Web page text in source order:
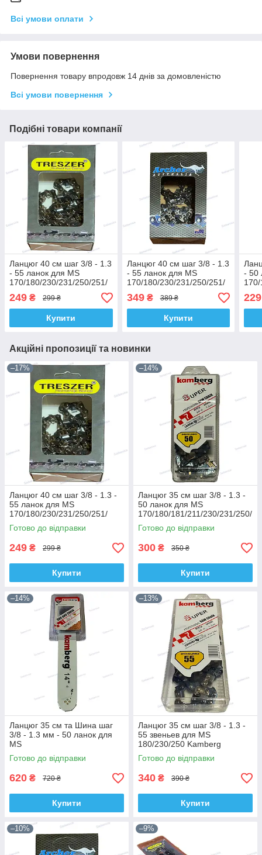
Всі умови оплати
Умови повернення
Повернення товару впродовж 14 днів за домовленістю
Всі умови повернення
Подібні товари компанії
Ланцюг 40 см шаг 3/8 - 1.3
- 55 ланок для MS
170/180/230/231/250/251/
Суперзуб Treszer
249 ₴ 299 ₴
Купити
Ланцюг 40 см шаг 3/8 - 1.3
- 55 ланок для MS
170/180/230/231/250/251/
Суперзуб Archer
349₴ 389 ₴
Купити
- 50
229
Акційні пропозиції та новинки
–17%
Ланцюг 40 см шаг 3/8 - 1.3 -
55 ланок для MS
170/180/230/231/250/251/
Суперзуб Treszer
Готово до відправки
249 ₴ 299 ₴
Купити
–14%
Ланцюг 35 см шаг 3/8 - 1.3 -
50 ланок для MS
170/180/181/211/230/231/250/
251 Kamberg
Готово до відправки
300 ₴ 350 ₴
Купити
–14%
Ланцюг 35 см та Шина шаг
3/8 - 1.3 мм - 50 ланок для
MS
180/181/210/211/230/231/250/
251 Kamberg
Готово до відправки
620 ₴ 720 ₴
Купити
–13%
Ланцюг 35 см шаг 3/8 - 1.3 -
55 звеньев для MS
180/230/250 Kamberg
Готово до відправки
340 ₴ 390 ₴
Купити
–10% –9%